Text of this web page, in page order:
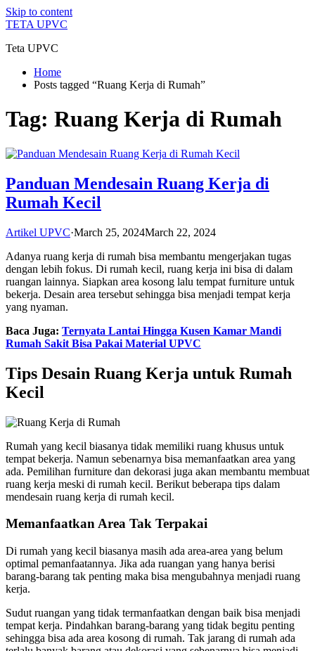
Skip to content
TETA UPVC
Teta UPVC
Home
Posts tagged “Ruang Kerja di Rumah”
Tag: Ruang Kerja di Rumah
Panduan Mendesain Ruang Kerja di
Rumah Kecil
Artikel UPVC·March 25, 2024March 22, 2024
Adanya ruang kerja di rumah bisa membantu mengerjakan tugas
dengan lebih fokus. Di rumah kecil, ruang kerja ini bisa di dalam
ruangan lainnya. Siapkan area kosong lalu tempat furniture untuk
bekerja. Desain area tersebut sehingga bisa menjadi tempat kerja
yang nyaman.
Baca Juga: Ternyata Lantai Hingga Kusen Kamar Mandi
Rumah Sakit Bisa Pakai Material UPVC
Tips Desain Ruang Kerja untuk Rumah
Kecil
Rumah yang kecil biasanya tidak memiliki ruang khusus untuk
tempat bekerja. Namun sebenarnya bisa memanfaatkan area yang
ada. Pemilihan furniture dan dekorasi juga akan membantu membuat
ruang kerja meski di rumah kecil. Berikut beberapa tips dalam
mendesain ruang kerja di rumah kecil.
Memanfaatkan Area Tak Terpakai
Di rumah yang kecil biasanya masih ada area-area yang belum
optimal pemanfaatannya. Jika ada ruangan yang hanya berisi
barang-barang tak penting maka bisa mengubahnya menjadi ruang
kerja.
Sudut ruangan yang tidak termanfaatkan dengan baik bisa menjadi
tempat kerja. Pindahkan barang-barang yang tidak begitu penting
sehingga bisa ada area kosong di rumah. Tak jarang di rumah ada